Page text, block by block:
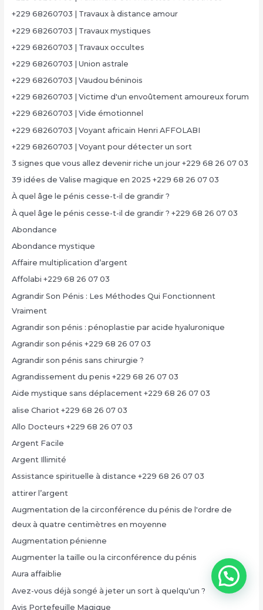
+229 68260703 | Travaux à distance amour
+229 68260703 | Travaux mystiques
+229 68260703 | Travaux occultes
+229 68260703 | Union astrale
+229 68260703 | Vaudou béninois
+229 68260703 | Victime d'un envoûtement amoureux forum
+229 68260703 | Vide émotionnel
+229 68260703 | Voyant africain Henri AFFOLABI
+229 68260703 | Voyant pour détecter un sort
3 signes que vous allez devenir riche un jour +229 68 26 07 03
39 idées de Valise magique en 2025 +229 68 26 07 03
À quel âge le pénis cesse-t-il de grandir ?
À quel âge le pénis cesse-t-il de grandir ? +229 68 26 07 03
Abondance
Abondance mystique
Affaire multiplication d’argent
Affolabi +229 68 26 07 03
Agrandir Son Pénis : Les Méthodes Qui Fonctionnent
Vraiment
Agrandir son pénis : pénoplastie par acide hyaluronique
Agrandir son pénis +229 68 26 07 03
Agrandir son pénis sans chirurgie ?
Agrandissement du penis +229 68 26 07 03
Aide mystique sans déplacement +229 68 26 07 03
alise Chariot +229 68 26 07 03
Allo Docteurs +229 68 26 07 03
Argent Facile
Argent Illimité
Assistance spirituelle à distance +229 68 26 07 03
attirer l’argent
Augmentation de la circonférence du pénis de l'ordre de
deux à quatre centimètres en moyenne
Augmentation pénienne
Augmenter la taille ou la circonférence du pénis
Aura affaiblie
Avez-vous déjà songé à jeter un sort à quelqu'un ?
Avis Portefeuille Magique